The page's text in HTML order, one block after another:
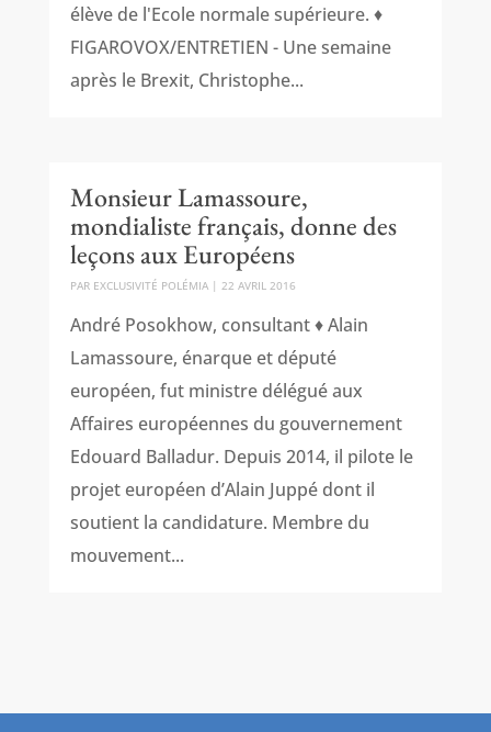
élève de l'Ecole normale supérieure. ♦
FIGAROVOX/ENTRETIEN - Une semaine
après le Brexit, Christophe...
Monsieur Lamassoure,
mondialiste français, donne des
leçons aux Européens
PAR EXCLUSIVITÉ POLÉMIA| 22 AVRIL 2016
André Posokhow, consultant ♦ Alain
Lamassoure, énarque et député
européen, fut ministre délégué aux
Affaires européennes du gouvernement
Edouard Balladur. Depuis 2014, il pilote le
projet européen d’Alain Juppé dont il
soutient la candidature. Membre du
mouvement...